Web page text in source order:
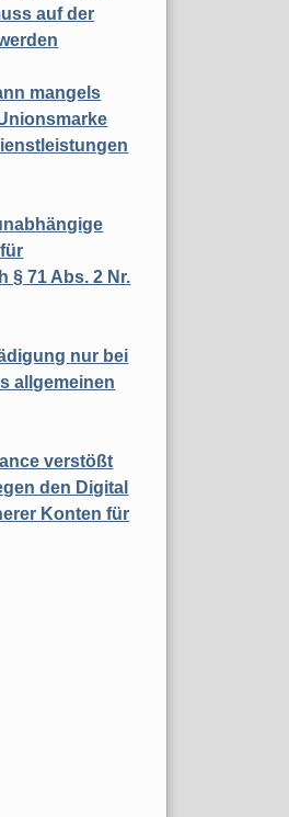
auf der
mangels
§ 71 Abs. 2 Nr.
nur bei
allgemeinen
verstößt
den Digital
Konten für